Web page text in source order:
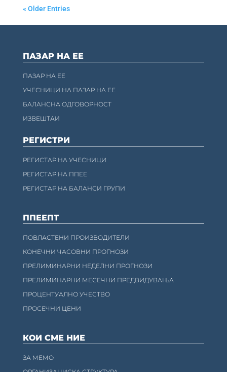
« Older Entries
ПАЗАР НА ЕЕ
ПАЗАР НА ЕЕ
УЧЕСНИЦИ НА ПАЗАР НА ЕЕ
БАЛАНСНА ОДГОВОРНОСТ
ИЗВЕШТАИ
РЕГИСТРИ
РЕГИСТАР НА УЧЕСНИЦИ
РЕГИСТАР НА ППЕЕ
РЕГИСТАР НА БАЛАНСИ ГРУПИ
ППЕЕПТ
ПОВЛАСТЕНИ ПРОИЗВОДИТЕЛИ
КОНЕЧНИ ЧАСОВНИ ПРОГНОЗИ
ПРЕЛИМИНАРНИ НЕДЕЛНИ ПРОГНОЗИ
ПРЕЛИМИНАРНИ МЕСЕЧНИ ПРЕДВИДУВАЊА
ПРОЦЕНТУАЛНО УЧЕСТВО
ПРОСЕЧНИ ЦЕНИ
КОИ СМЕ НИЕ
ЗА МЕМО